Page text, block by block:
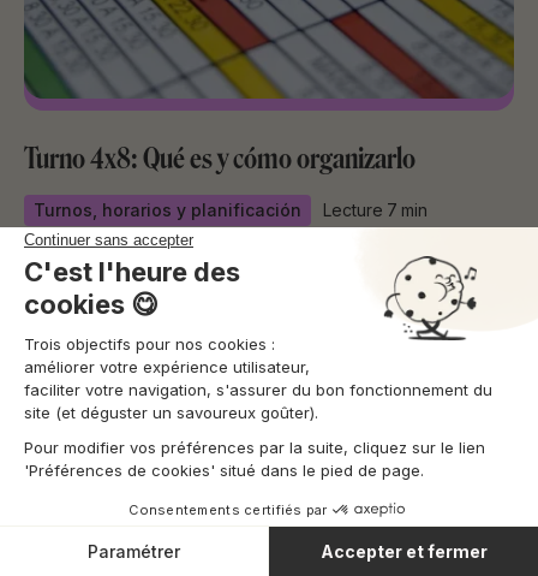
Turno 4x8: Qué es y cómo organizarlo
Turnos, horarios y planificación Lecture 7 min
José Abascal 56, 2º, 28003,
Madrid, Espagne
Paris, France
Quienes somos